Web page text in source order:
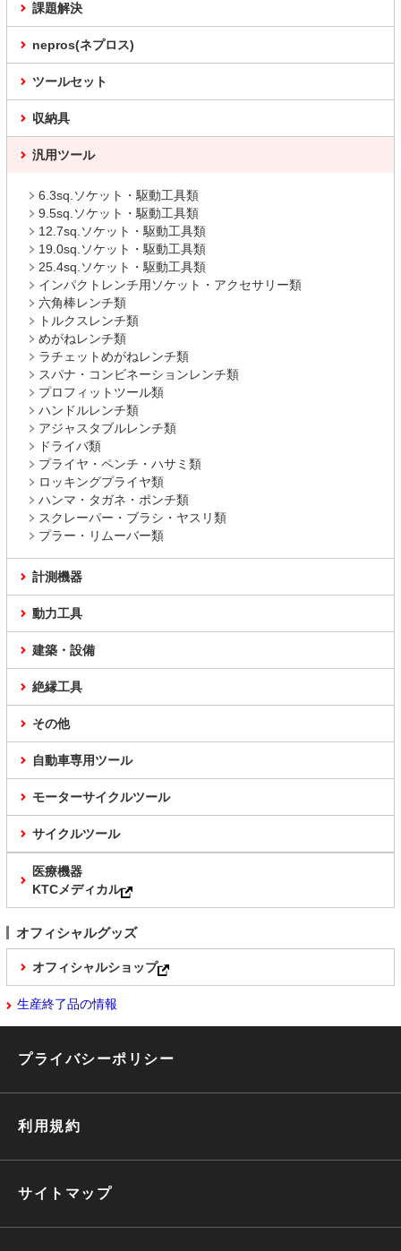
課題解決
nepros(ネプロス)
ツールセット
収納具
汎用ツール
6.3sq.ソケット・駆動工具類
9.5sq.ソケット・駆動工具類
12.7sq.ソケット・駆動工具類
19.0sq.ソケット・駆動工具類
25.4sq.ソケット・駆動工具類
インパクトレンチ用ソケット・アクセサリー類
六角棒レンチ類
トルクスレンチ類
めがねレンチ類
ラチェットめがねレンチ類
スパナ・コンビネーションレンチ類
プロフィットツール類
ハンドルレンチ類
アジャスタブルレンチ類
ドライバ類
プライヤ・ペンチ・ハサミ類
ロッキングプライヤ類
ハンマ・タガネ・ポンチ類
スクレーパー・ブラシ・ヤスリ類
プラー・リムーバー類
計測機器
動力工具
建築・設備
絶縁工具
その他
自動車専用ツール
モーターサイクルツール
サイクルツール
医療機器
KTCメディカル
オフィシャルグッズ
オフィシャルショップ
生産終了品の情報
プライバシーポリシー
利用規約
サイトマップ